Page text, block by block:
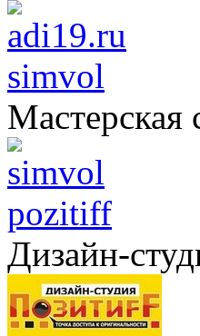
simvol
pozitiff
Дизайн-